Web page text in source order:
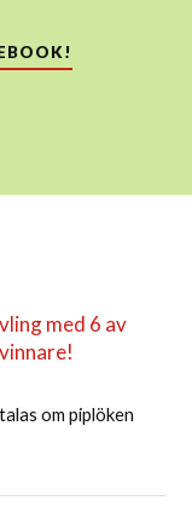
med 6 av
om piplöken